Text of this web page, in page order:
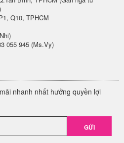
Q10, TPHCM
055 945 (Ms.Vy)
nhanh nhất hưởng quyền lợi
GỬI